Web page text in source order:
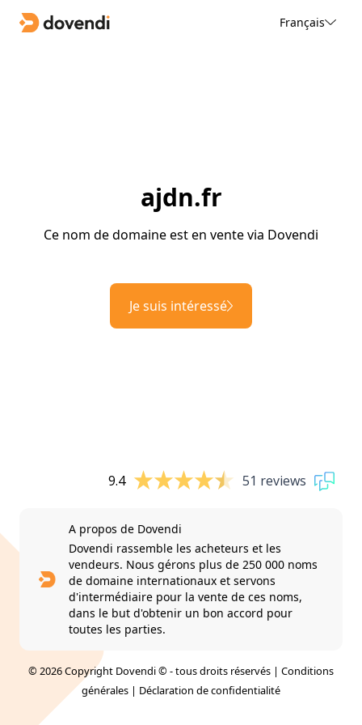
Français
ajdn.fr
Ce nom de domaine est en vente via Dovendi
Je suis intéressé
9.4 51 reviews
A propos de Dovendi
Dovendi rassemble les acheteurs et les
vendeurs. Nous gérons plus de 250 000 noms
de domaine internationaux et servons
d'intermédiaire pour la vente de ces noms,
dans le but d'obtenir un bon accord pour
toutes les parties.
© 2026 Copyright Dovendi © - tous droits réservés | Conditions
générales | Déclaration de confidentialité